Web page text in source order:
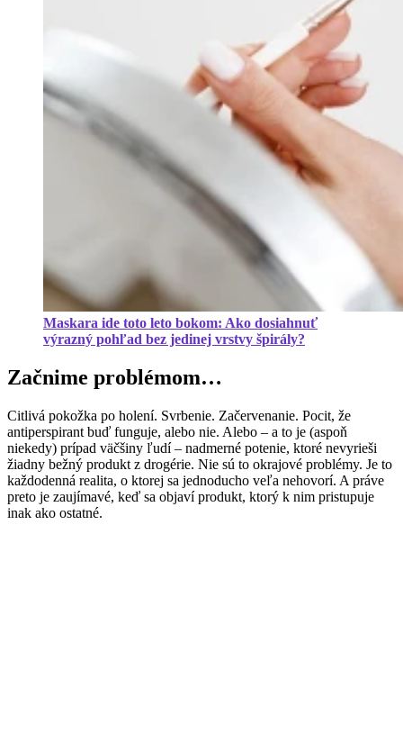
Maskara ide toto leto bokom: Ako dosiahnuť
výrazný pohľad bez jedinej vrstvy špirály?
Začnime problémom…
Citlivá pokožka po holení. Svrbenie. Začervenanie. Pocit, že
antiperspirant buď funguje, alebo nie. Alebo – a to je (aspoň
niekedy) prípad väčšiny ľudí – nadmerné potenie, ktoré nevyrieši
žiadny bežný produkt z drogérie. Nie sú to okrajové problémy. Je to
každodenná realita, o ktorej sa jednoducho veľa nehovorí. A práve
preto je zaujímavé, keď sa objaví produkt, ktorý k nim pristupuje
inak ako ostatné.